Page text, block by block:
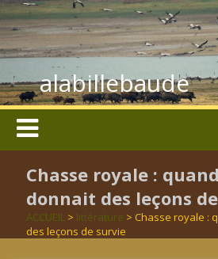
alabillebaude
Chasse royale :
donnait des leçons
ACCUEIL > littérature > Chasse royale :
des leçons de survie